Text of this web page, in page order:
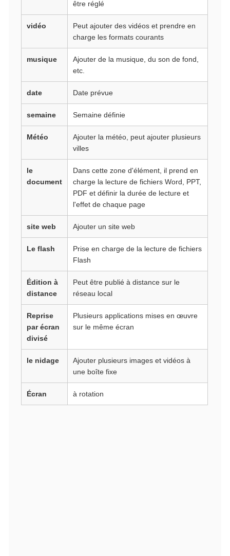
être réglé
vidéo
Peut ajouter des vidéos et prendre en
charge les formats courants
musique
Ajouter de la musique, du son de fond,
etc.
date Date prévue
semaine Semaine définie
Météo
Ajouter la météo, peut ajouter plusieurs
villes
le
document
Dans cette zone d'élément, il prend en
charge la lecture de fichiers Word, PPT,
PDF et définir la durée de lecture et
l'effet de chaque page
site web Ajouter un site web
Le flash
Prise en charge de la lecture de fichiers
Flash
Édition à
distance
Peut être publié à distance sur le
réseau local
Reprise
par écran
divisé
Plusieurs applications mises en œuvre
sur le même écran
le nidage
Ajouter plusieurs images et vidéos à
une boîte fixe
Écran à rotation